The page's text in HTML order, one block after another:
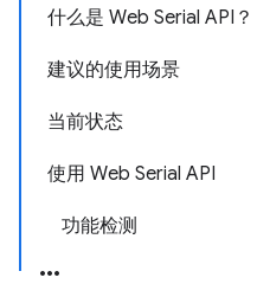
什么是 Web Serial API？
建议的使用场景
当前状态
使用 Web Serial API
功能检测